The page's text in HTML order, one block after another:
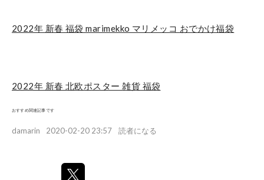
2022年 新春 福袋 marimekko マリメッコ おでかけ福袋
2022年 新春 北欧ポスター 雑貨 福袋
おすすめ関連記事です
damarin 2020-02-20 23:57 読者になる